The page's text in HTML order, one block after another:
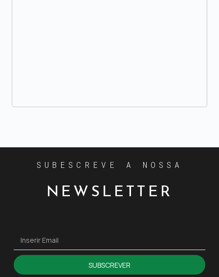
SUBESCREVE A NOSSA
NEWSLETTER
SUBSCREVER